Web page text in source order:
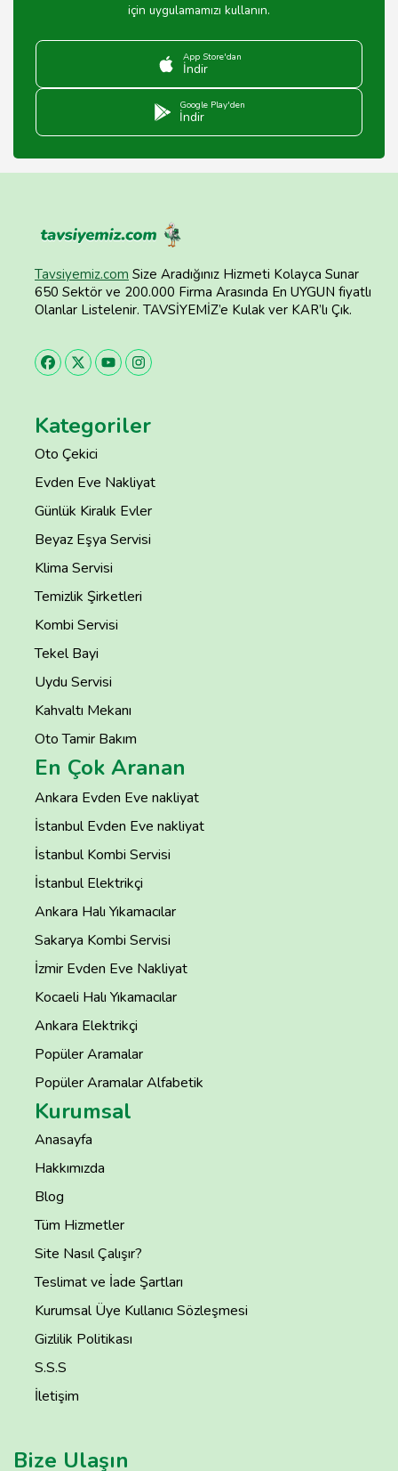
için uygulamamızı kullanın.
App Store'dan
İndir
Google Play'den
İndir
Tavsiyemiz.com Size Aradığınız Hizmeti Kolayca Sunar
650 Sektör ve 200.000 Firma Arasında En UYGUN fiyatlı
Olanlar Listelenir. TAVSİYEMİZ’e Kulak ver KAR’lı Çık.
Kategoriler
Oto Çekici
Evden Eve Nakliyat
Günlük Kiralık Evler
Beyaz Eşya Servisi
Klima Servisi
Temizlik Şirketleri
Kombi Servisi
Tekel Bayi
Uydu Servisi
Kahvaltı Mekanı
Oto Tamir Bakım
En Çok Aranan
Ankara Evden Eve nakliyat
İstanbul Evden Eve nakliyat
İstanbul Kombi Servisi
İstanbul Elektrikçi
Ankara Halı Yıkamacılar
Sakarya Kombi Servisi
İzmir Evden Eve Nakliyat
Kocaeli Halı Yıkamacılar
Ankara Elektrikçi
Popüler Aramalar
Popüler Aramalar Alfabetik
Kurumsal
Anasayfa
Hakkımızda
Blog
Tüm Hizmetler
Site Nasıl Çalışır?
Teslimat ve İade Şartları
Kurumsal Üye Kullanıcı Sözleşmesi
Gizlilik Politikası
S.S.S
İletişim
Bize Ulaşın